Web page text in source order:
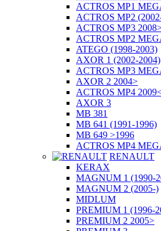
ACTROS MP1
ACTROS MP2
ACTROS MP3
ACTROS MP2
ATEGO (1998-2003)
AXOR 1 (2002-2004)
ACTROS MP3
AXOR 2 2004>
ACTROS MP4
AXOR 3
MB 381
MB 641 (1991-1996)
MB 649 >1996
ACTROS MP4
RENAULT
KERAX
MAGNUM 1 (1990-
MAGNUM 2 (2005-)
MIDLUM
PREMIUM 1 (1996-
PREMIUM 2 2005>